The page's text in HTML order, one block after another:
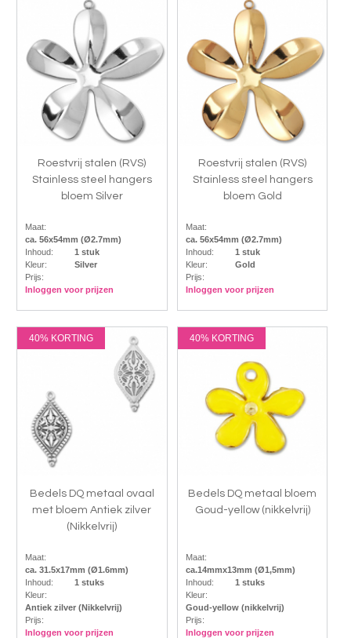
Roestvrij stalen (RVS)
Stainless steel hangers
bloem Silver
Maat:
ca. 56x54mm (Ø2.7mm)
Inhoud:
1 stuk
Kleur:
Silver
Prijs:
Inloggen voor prijzen
Roestvrij stalen (RVS)
Stainless steel hangers
bloem Gold
Maat:
ca. 56x54mm (Ø2.7mm)
Inhoud:
1 stuk
Kleur:
Gold
Prijs:
Inloggen voor prijzen
40% KORTING
Bedels DQ metaal ovaal
met bloem Antiek zilver
(Nikkelvrij)
Maat:
ca. 31.5x17mm (Ø1.6mm)
Inhoud:
1 stuks
Kleur:
Antiek zilver (Nikkelvrij)
Prijs:
Inloggen voor prijzen
40% KORTING
Bedels DQ metaal bloem
Goud-yellow (nikkelvrij)
Maat:
ca.14mmx13mm (Ø1,5mm)
Inhoud:
1 stuks
Kleur:
Goud-yellow (nikkelvrij)
Prijs:
Inloggen voor prijzen